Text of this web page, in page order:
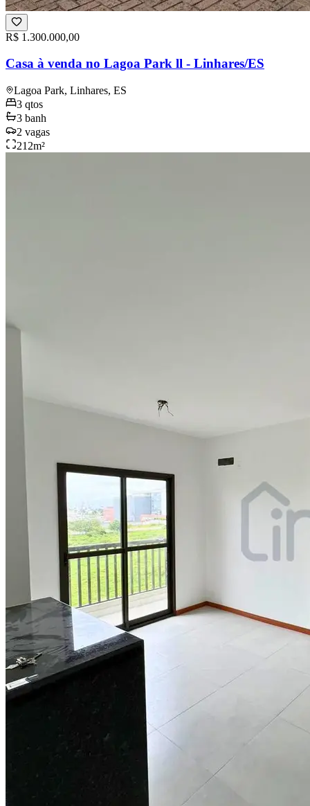
R$ 1.300.000,00
Casa à venda no Lagoa Park ll - Linhares/ES
Lagoa Park, Linhares, ES
3 qtos
3 banh
2 vagas
212m²